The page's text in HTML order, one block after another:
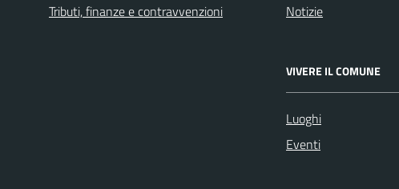
Tributi, finanze e contravvenzioni Notizie
VIVERE IL COMUNE
Luoghi
Eventi